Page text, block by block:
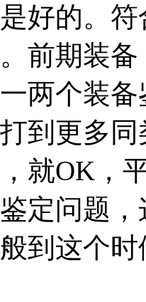
好的。
前期装
两个装
到更多
就OK，
定问题
到这个